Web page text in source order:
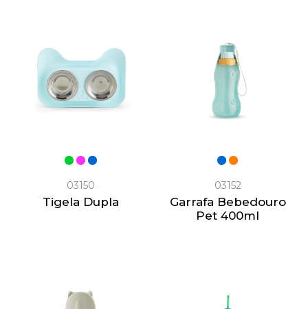
03150
Tigela Dupla
03152
Garrafa Bebedouro
Pet 400ml